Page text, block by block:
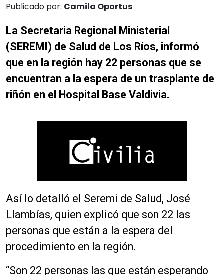
Publicado por: Camila Oportus
La Secretaria Regional Ministerial
(SEREMI) de Salud de Los Ríos, informó
que en la región hay 22 personas que se
encuentran a la espera de un trasplante de
riñón en el Hospital Base Valdivia.
Así lo detalló el Seremi de Salud, José
Llambías, quien explicó que son 22 las
personas que están a la espera del
procedimiento en la región.
“Son 22 personas las que están esperando